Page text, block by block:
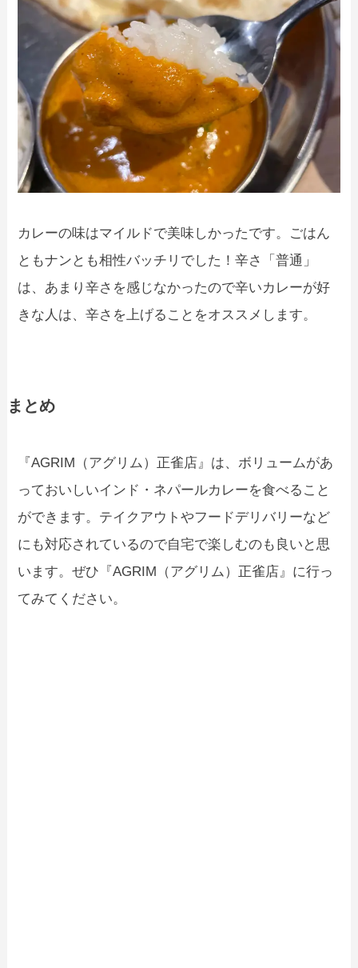
カレーの味はマイルドで美味しかったです。ごはん
ともナンとも相性バッチリでした！辛さ「普通」
は、あまり辛さを感じなかったので辛いカレーが好
きな人は、辛さを上げることをオススメします。
まとめ
『AGRIM（アグリム）正雀店』は、ボリュームがあ
っておいしいインド・ネパールカレーを食べること
ができます。テイクアウトやフードデリバリーなど
にも対応されているので自宅で楽しむのも良いと思
います。ぜひ『AGRIM（アグリム）正雀店』に行っ
てみてください。